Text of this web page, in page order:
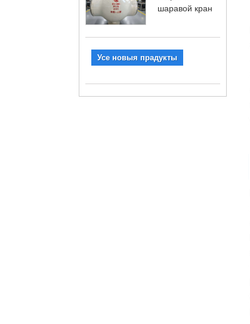
шаравой кран
Усе новыя прадукты